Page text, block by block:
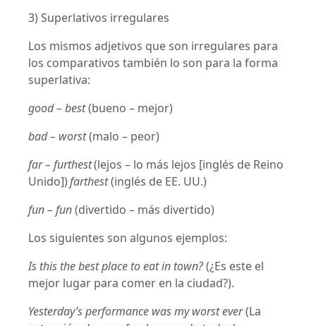
3) Superlativos irregulares
Los mismos adjetivos que son irregulares para
los comparativos también lo son para la forma
superlativa:
good – best(bueno – mejor)
bad – worst(malo – peor)
far – furthest(lejos – lo más lejos [inglés de Reino
Unido])farthest(inglés de EE. UU.)
fun – fun(divertido – más divertido)
Los siguientes son algunos ejemplos:
Is this the best place to eat in town?(¿Es este el
mejor lugar para comer en la ciudad?).
Yesterday’s performance was my worst ever(La